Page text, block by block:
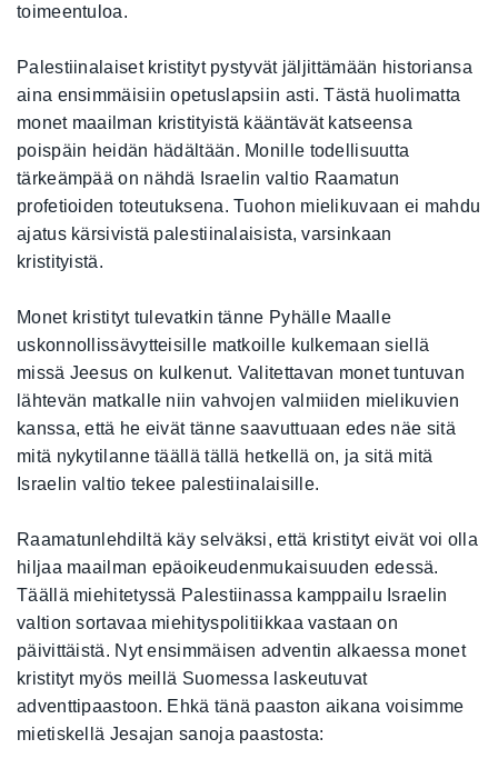
toimeentuloa.
Palestiinalaiset kristityt pystyvät jäljittämään historiansa
aina ensimmäisiin opetuslapsiin asti. Tästä huolimatta
monet maailman kristityistä kääntävät katseensa
poispäin heidän hädältään. Monille todellisuutta
tärkeämpää on nähdä Israelin valtio Raamatun
profetioiden toteutuksena. Tuohon mielikuvaan ei mahdu
ajatus kärsivistä palestiinalaisista, varsinkaan
kristityistä.
Monet kristityt tulevatkin tänne Pyhälle Maalle
uskonnollissävytteisille matkoille kulkemaan siellä
missä Jeesus on kulkenut. Valitettavan monet tuntuvan
lähtevän matkalle niin vahvojen valmiiden mielikuvien
kanssa, että he eivät tänne saavuttuaan edes näe sitä
mitä nykytilanne täällä tällä hetkellä on, ja sitä mitä
Israelin valtio tekee palestiinalaisille.
Raamatunlehdiltä käy selväksi, että kristityt eivät voi olla
hiljaa maailman epäoikeudenmukaisuuden edessä.
Täällä miehitetyssä Palestiinassa kamppailu Israelin
valtion sortavaa miehityspolitiikkaa vastaan on
päivittäistä. Nyt ensimmäisen adventin alkaessa monet
kristityt myös meillä Suomessa laskeutuvat
adventtipaastoon. Ehkä tänä paaston aikana voisimme
mietiskellä Jesajan sanoja paastosta: